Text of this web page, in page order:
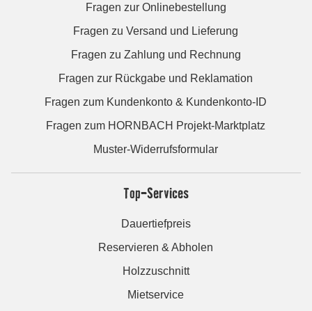
Fragen zur Onlinebestellung
Fragen zu Versand und Lieferung
Fragen zu Zahlung und Rechnung
Fragen zur Rückgabe und Reklamation
Fragen zum Kundenkonto & Kundenkonto-ID
Fragen zum HORNBACH Projekt-Marktplatz
Muster-Widerrufsformular
Top-Services
Dauertiefpreis
Reservieren & Abholen
Holzzuschnitt
Mietservice